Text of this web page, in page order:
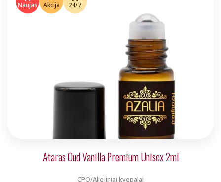
€5.00.€4.00.
Naujas Akcija 24/7
Ataras Oud Vanilla Premium Unisex 2ml
CPO/Aliejiniai kvepalai